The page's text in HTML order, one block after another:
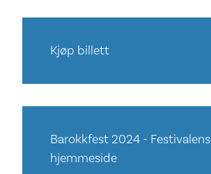
Kjøp billett
Barokkfest 2024 - Festivalens
hjemmeside